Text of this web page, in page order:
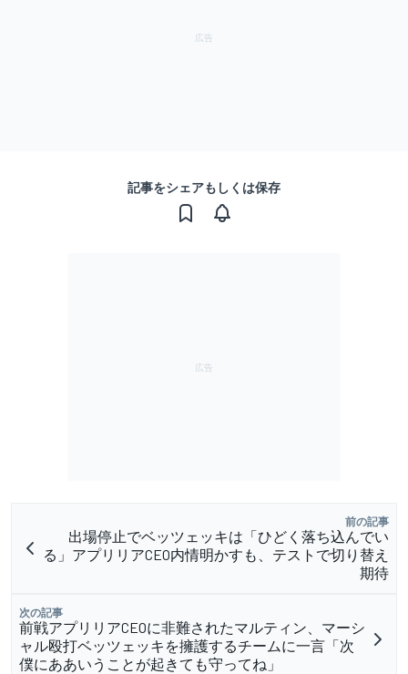
記事をシェアもしくは保存
前の記事
出場停止でベッツェッキは「ひどく落ち込んでい
る」アプリリアCEO内情明かすも、テストで切り替え
期待
次の記事
前戦アプリリアCEOに非難されたマルティン、マーシ
ャル殴打ベッツェッキを擁護するチームに一言「次
僕にああいうことが起きても守ってね」